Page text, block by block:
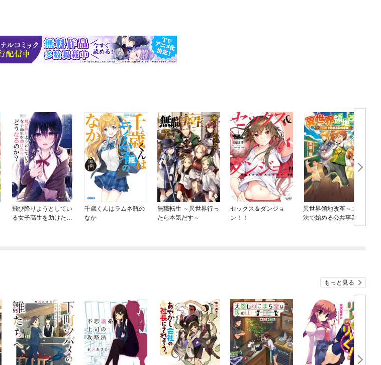
飛び降りようとしてい
る女子高生を助けたら
千歳くんはラムネ瓶の
なか
無職転生 ～異世界行っ
たら本気だす～
セックス＆ダンジョ
ン！！
異世界領地改革～土魔
法で始める公共事業～
もっと見る